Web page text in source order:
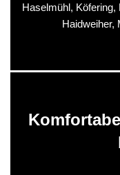
Haselmühl, Köfering,
Haidweiher,